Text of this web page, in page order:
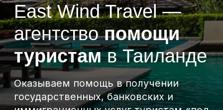
Оказываем помощь в получении
государственных, банковских и
иммиграционных услуг туристам «под
ключ» в Бангкоке, Паттайе и
на Пхукете .
БЕСПЛАТНАЯ КОНСУЛЬТАЦИЯ